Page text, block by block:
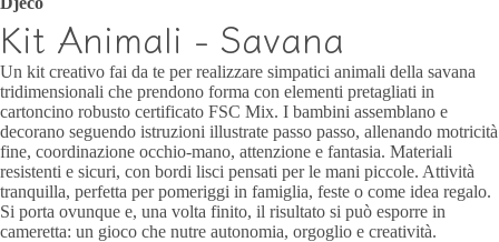
Kit Animali - Savana
Un kit creativo fai da te per realizzare simpatici animali della savana
tridimensionali che prendono forma con elementi pretagliati in
cartoncino robusto certificato FSC Mix. I bambini assemblano e
decorano seguendo istruzioni illustrate passo passo, allenando motricità
fine, coordinazione occhio‑mano, attenzione e fantasia. Materiali
resistenti e sicuri, con bordi lisci pensati per le mani piccole. Attività
tranquilla, perfetta per pomeriggi in famiglia, feste o come idea regalo.
Si porta ovunque e, una volta finito, il risultato si può esporre in
cameretta: un gioco che nutre autonomia, orgoglio e creatività.